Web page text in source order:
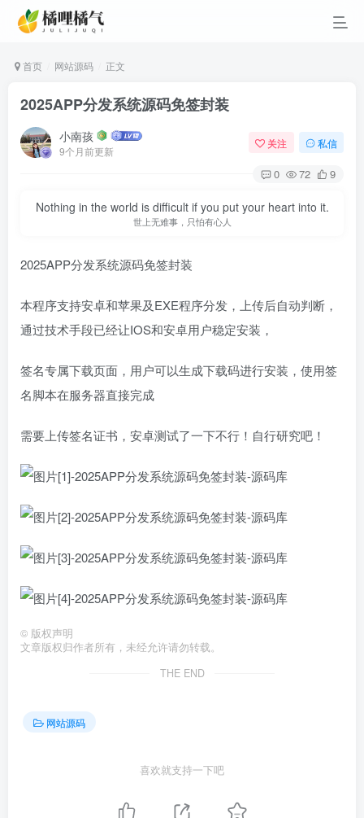
首页 网站源码 正文
2025APP分发系统源码免签封装
小南孩
9个月前更新
关注 私信
0 72 9
Nothing in the world is difficult if you put your heart into it.
世上无难事，只怕有心人
2025APP分发系统源码免签封装
本程序支持安卓和苹果及EXE程序分发，上传后自动判断，
通过技术手段已经让IOS和安卓用户稳定安装，
签名专属下载页面，用户可以生成下载码进行安装，使用签
名脚本在服务器直接完成
需要上传签名证书，安卓测试了一下不行！自行研究吧！
© 版权声明
文章版权归作者所有，未经允许请勿转载。
THE END
网站源码
喜欢就支持一下吧